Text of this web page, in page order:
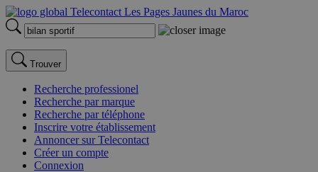
Trouver
Recherche professionel
Recherche par marque
Recherche par téléphone
Inscrire votre établissement
Annoncer sur Telecontact
Créer un compte
Connexion